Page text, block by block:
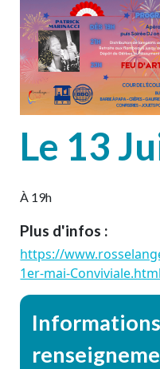
Le 13
À 19h
Plus d'infos :
https://
1er-mai-Conviviale.html